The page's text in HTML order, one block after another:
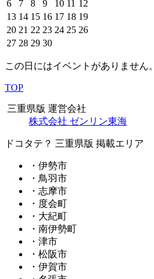
6
7 8 9 10 11 12
13 14 15 16 17 18 19
20 21 22 23 24 25 26
27 28 29 30
この日にはイベントがありません。
TOP
三重県版 運営会社
株式会社 ゼンリン東海
ドコタテ？ 三重県版 掲載エリア
・伊勢市
・鳥羽市
・志摩市
・度会町
・大紀町
・南伊勢町
・津市
・松阪市
・伊賀市